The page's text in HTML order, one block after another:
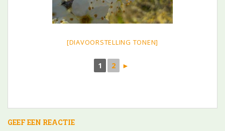
[DIAVOORSTELLING TONEN]
1 2 ►
GEEF EEN REACTIE